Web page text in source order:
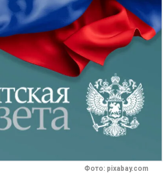
Фото: pixabay.com